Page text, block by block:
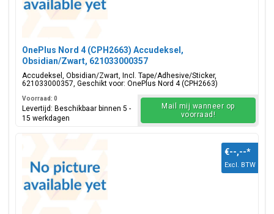
OnePlus Nord 4 (CPH2663) Accudeksel,
Obsidian/Zwart, 621033000357
Accudeksel, Obsidian/Zwart, Incl. Tape/Adhesive/Sticker,
621033000357, Geschikt voor: OnePlus Nord 4 (CPH2663)
Voorraad: 0
Levertijd: Beschikbaar binnen 5 -
15 werkdagen
Mail mij wanneer op
voorraad!
€--,--*
Excl. BTW